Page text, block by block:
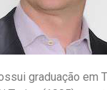
graduação em